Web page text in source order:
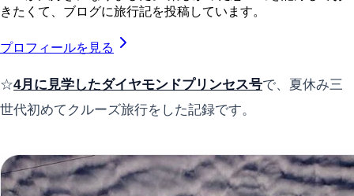
きたくて、ブログに旅行記を投稿しています。
プロフィールを見る
☆4月に見学したダイヤモンドプリンセス号で、夏休み三
世代初めてクルーズ旅行をした記録です。